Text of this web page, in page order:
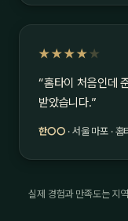
★★★★ ★
“홈타이 처음인데
받았습니다.”
한○○ · 서울 마포 · 홈
실제 경험과 만족도는 지